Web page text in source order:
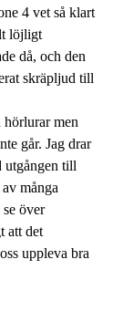
4 vet så klart
löjligt
då, och den
skräpljud till
men
går. Jag drar
utgången till
många
över
att det
uppleva bra